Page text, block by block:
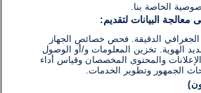
الخاصة بنا.
البيانات لتقديم:
الجغرافي الدقيقة. فحص خصائص الجهاز
الهوية. تخزين المعلومات و/أو الوصول
والمحتوى المخصصان وقياس أداء
الجمهور وتطوير الخدمات.